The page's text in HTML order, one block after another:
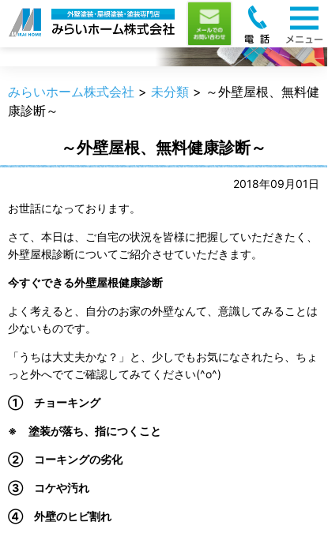
職人のうんちく
みらいホーム株式会社 > 未分類 > ～外壁屋根、無料健
康診断～
～外壁屋根、無料健康診断～
2018年09月01日
お世話になっております。
さて、本日は、ご自宅の状況を皆様に把握していただきたく、
外壁屋根診断についてご紹介させていただきます。
今すぐできる外壁屋根健康診断
よく考えると、自分のお家の外壁なんて、意識してみることは
少ないものです。
「うちは大丈夫かな？」と、少しでもお気になされたら、ちょ
っと外へでてご確認してみてください(^o^)
① チョーキング
※ 塗装が落ち、指につくこと
② コーキングの劣化
③ コケや汚れ
④ 外壁のヒビ割れ